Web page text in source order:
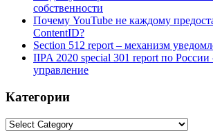
собственности
Почему YouTube не каждому
ContentID?
Section 512 report – механизм
IIPA 2020 special 301 report по России
управление
Категории
Категории